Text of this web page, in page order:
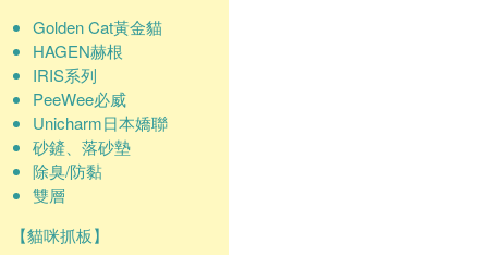
Golden Cat黃金貓
HAGEN赫根
IRIS系列
PeeWee必威
Unicharm日本嬌聯
砂鏟、落砂墊
除臭/防黏
雙層
【貓咪抓板】